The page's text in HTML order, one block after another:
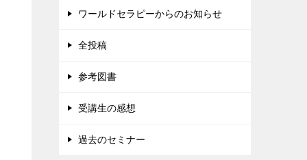
ワールドセラピーからのお知らせ
全投稿
参考図書
受講生の感想
過去のセミナー